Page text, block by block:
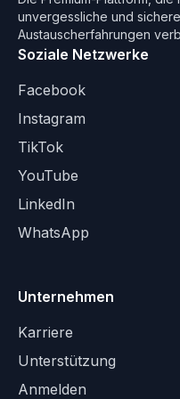
unvergessliche und
Austauscherfahrungen
Soziale Netzwerke
Facebook
Instagram
TikTok
YouTube
LinkedIn
WhatsApp
Unternehmen
Karriere
Unterstützung
Anmelden